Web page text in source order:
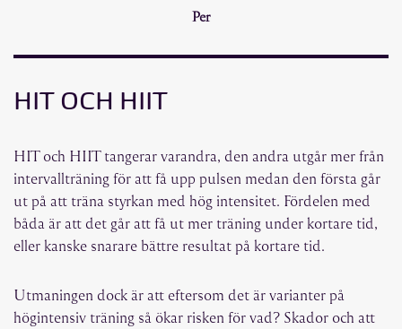
Per
HIT OCH HIIT
HIT och HIIT tangerar varandra, den andra utgår mer från
intervallträning för att få upp pulsen medan den första går
ut på att träna styrkan med hög intensitet. Fördelen med
båda är att det går att få ut mer träning under kortare tid,
eller kanske snarare bättre resultat på kortare tid.
Utmaningen dock är att eftersom det är varianter på
högintensiv träning så ökar risken för vad? Skador och att